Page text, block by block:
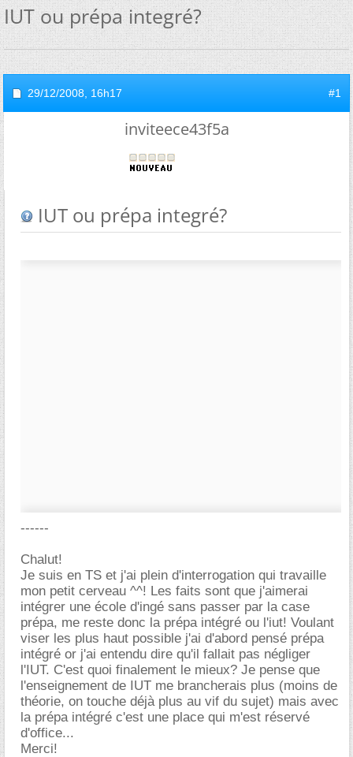
IUT ou prépa integré?
29/12/2008, 16h17 #1
inviteece43f5a
IUT ou prépa integré?
------
Chalut!
Je suis en TS et j'ai plein d'interrogation qui travaille
mon petit cerveau ^^! Les faits sont que j'aimerai
intégrer une école d'ingé sans passer par la case
prépa, me reste donc la prépa intégré ou l'iut! Voulant
viser les plus haut possible j'ai d'abord pensé prépa
intégré or j'ai entendu dire qu'il fallait pas négliger
l'IUT. C'est quoi finalement le mieux? Je pense que
l'enseignement de IUT me brancherais plus (moins de
théorie, on touche déjà plus au vif du sujet) mais avec
la prépa intégré c'est une place qui m'est réservé
d'office...
Merci!